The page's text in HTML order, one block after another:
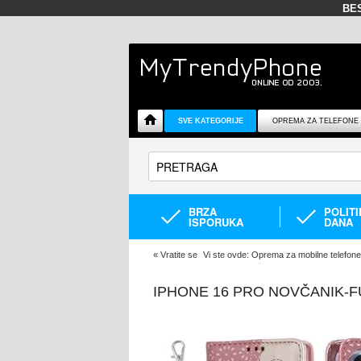
SVE KATEGORIJE OPREMA ZA TELEFONE
BRZA
ISPORUKA DANA
« Vratite se Vi ste ovde: Oprema za mobilne telefone
IPHONE 16 PRO NOVČANIK-